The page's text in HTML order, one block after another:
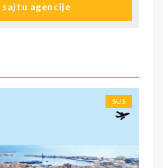
sajtu agencije
SUS